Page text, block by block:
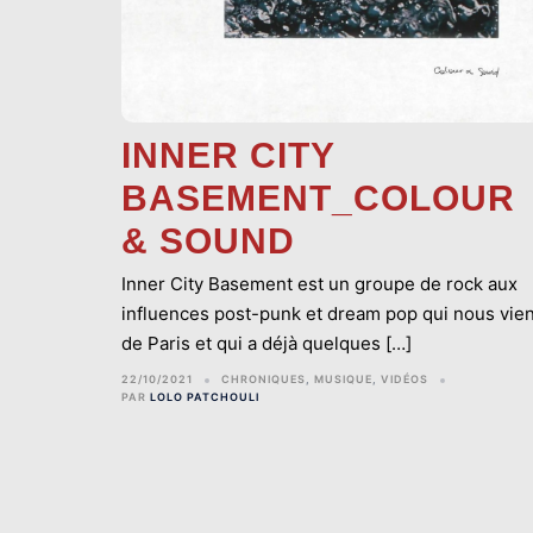
INNER CITY
BASEMENT_COLOUR
& SOUND
Inner City Basement est un groupe de rock aux
influences post-punk et dream pop qui nous
de Paris et qui a déjà quelques […]
22/10/2021 CHRONIQUES MUSIQUE
VIDÉOS
PAR LOLO PATCHOULI